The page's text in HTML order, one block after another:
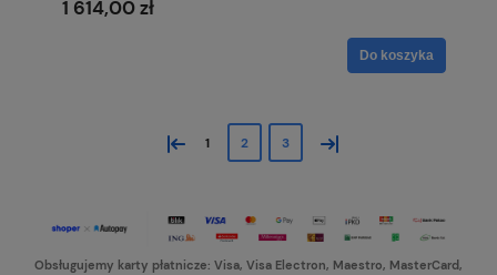
1 614,00 zł
Do koszyka
« 1 2 3 »
Obsługujemy karty płatnicze: Visa, Visa Electron, Maestro, MasterCard,